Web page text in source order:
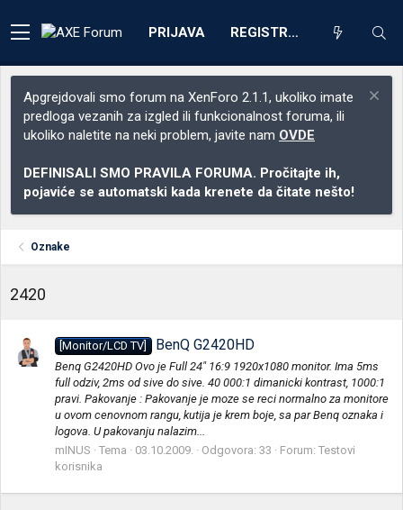
PRIJAVA REGISTRACIJA
Apgrejdovali smo forum na XenForo 2.1.1, ukoliko imate
predloga vezanih za izgled ili funkcionalnost foruma, ili
ukoliko naletite na neki problem, javite nam OVDE
DEFINISALI SMO PRAVILA FORUMA. Pročitajte ih,
pojaviće se automatski kada krenete da čitate nešto!
Oznake
2420
[Monitor/LCD TV] BenQ G2420HD
Benq G2420HD Ovo je Full 24" 16:9 1920x1080 monitor. Ima 5ms
full odziv, 2ms od sive do sive. 40 000:1 dimanicki kontrast, 1000:1
pravi. Pakovanje : Pakovanje je moze se reci normalno za monitore
u ovom cenovnom rangu, kutija je krem boje, sa par Benq oznaka i
logova. U pakovanju nalazim...
mINUS
Tema 03.10.2009. Odgovora: 33 Forum: Testovi
korisnika